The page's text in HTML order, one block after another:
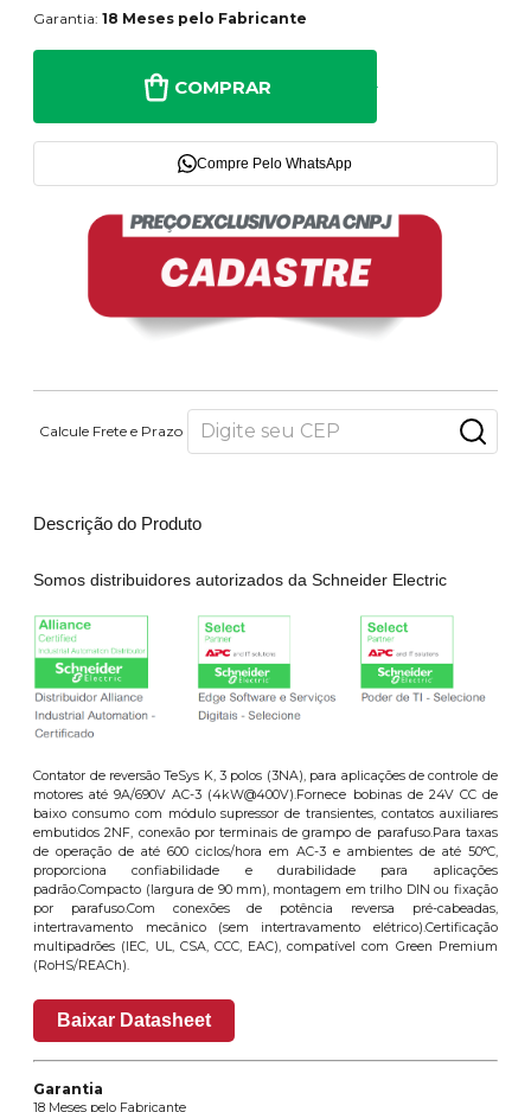
Garantia:18 Meses pelo Fabricante
COMPRAR
Compre Pelo WhatsApp
Calcule Frete e Prazo
Descrição do Produto
Somos distribuidores autorizados da Schneider Electric
Contator de reversão TeSys K, 3 polos (3NA), para aplicações de controle de
motores até 9A/690V AC-3 (4kW@400V).Fornece bobinas de 24V CC de
baixo consumo com módulo supressor de transientes, contatos auxiliares
embutidos 2NF, conexão por terminais de grampo de parafuso.Para taxas
de operação de até 600 ciclos/hora em AC-3 e ambientes de até 50°C,
proporciona confiabilidade e durabilidade para aplicações
padrão.Compacto (largura de 90 mm), montagem em trilho DIN ou fixação
por parafuso.Com conexões de potência reversa pré-cabeadas,
intertravamento mecânico (sem intertravamento elétrico).Certificação
multipadrões (IEC, UL, CSA, CCC, EAC), compatível com Green Premium
(RoHS/REACh).
Baixar Datasheet
Garantia
18 Meses pelo Fabricante